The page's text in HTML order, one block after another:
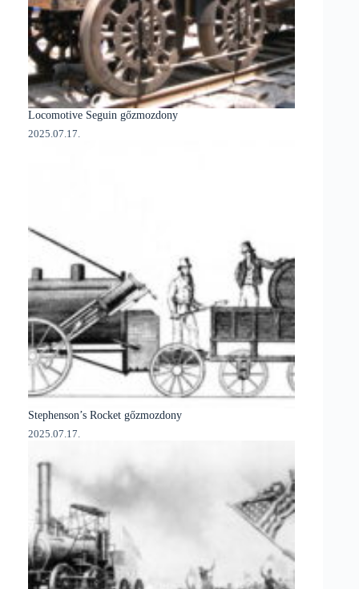
Locomotive Seguin gőzmozdony
2025.07.17.
Stephenson’s Rocket gőzmozdony
2025.07.17.